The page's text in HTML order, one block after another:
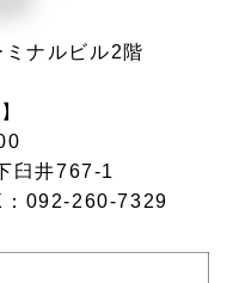
ナルビル2階
臼井767-1
092-260-7329